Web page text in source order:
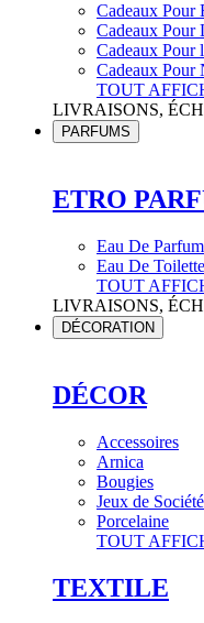
Cadeaux Pour
Cadeaux Pour
Cadeaux Pour
Cadeaux Pour
TOUT
LIVRAISONS,
PARFUMS
ETRO
Eau De Parfum
Eau De Toilette
TOUT
LIVRAISONS,
DÉCORATION
DÉCOR
Accessoires
Arnica
Bougies
Jeux de Société
Porcelaine
TOUT
TEXTILE